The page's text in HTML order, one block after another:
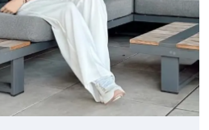
:
13/25×20 bocht r=2 uitwendig
en zorg voor een
in jouw project. Dankzij onze
verzekerd van een snelle uitvoering.